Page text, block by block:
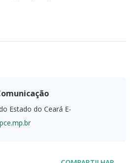
Estado do Ceará E-